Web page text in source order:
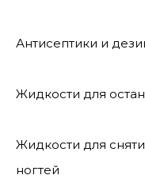
Антисептики и
Жидкости для
Жидкости для
ногтей